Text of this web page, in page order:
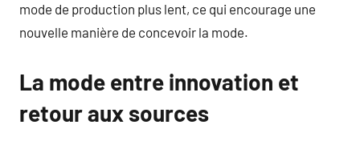
mode de production plus lent, ce qui encourage une
nouvelle manière de concevoir la mode.
La mode entre innovation et
retour aux sources